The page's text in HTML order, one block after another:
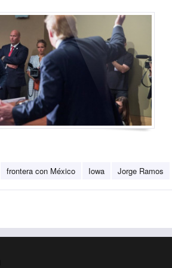
frontera con México Iowa Jorge Ramos